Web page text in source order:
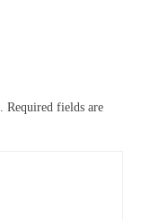
Required fields are